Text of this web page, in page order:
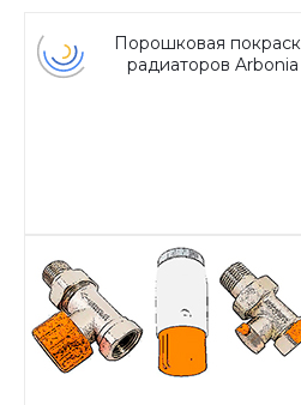
Порошковая
радиаторов Arbonia